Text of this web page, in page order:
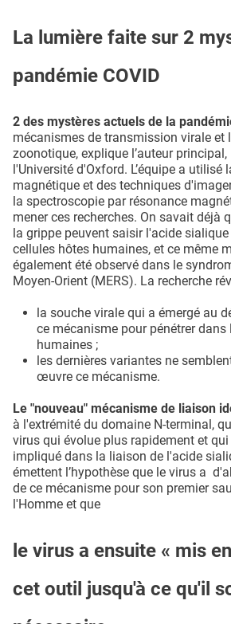
La lumière faite sur 2
pandémie COVID
2 des mystères actuels de la
mécanismes de transmission virale et
zoonotique, explique l’auteur principal,
l'Université d'Oxford. L’équipe a utilisé
magnétique et des techniques
la spectroscopie par résonance
mener ces recherches. On savait déjà
la grippe peuvent saisir l'acide
cellules hôtes humaines, et ce même
également été observé dans le
Moyen-Orient (MERS). La recherche
la souche virale qui a émergé au
ce mécanisme pour pénétrer dans
humaines ;
les dernières variantes ne
œuvre ce mécanisme.
Le "nouveau" mécanisme de liaison
à l'extrémité du domaine N-terminal,
virus qui évolue plus rapidement et
impliqué dans la liaison de l'acide
émettent l’hypothèse que le virus a
de ce mécanisme pour son premier
l'Homme et que
le virus a ensuite « mis
cet outil jusqu'à ce qu'il